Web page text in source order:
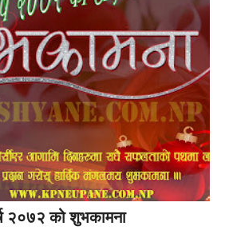
२०७२ को शुभकामना